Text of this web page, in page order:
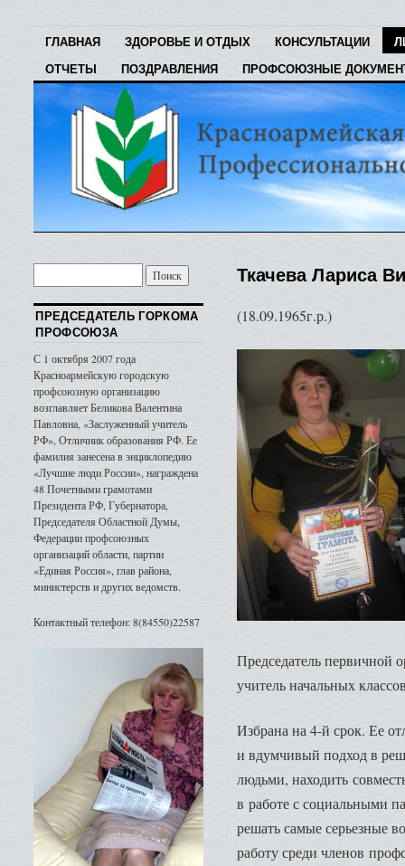
ГЛАВНАЯ ЗДОРОВЬЕ И ОТДЫХ КОНСУЛЬТАЦИИ
ОТЧЕТЫ
ПОЗДРАВЛЕНИЯ ПРОФСОЮЗНЫЕ
Ткачева Лариса
(18.09.1965г.р.)
Председатель
учитель начальных
Избрана на 4-й срок. Ее
и вдумчивый подход в
людьми, находить
в работе с социальными
решать самые серьезные
работу среди членов
ПРЕДСЕДАТЕЛЬ ГОРКОМА
ПРОФСОЮЗА
С 1 октября 2007 года
Красноармейскую городскую
профсоюзную организацию
возглавляет Беликова Валентина
Павловна, «Заслуженный учитель
РФ», Отличник образования РФ. Ее
фамилия занесена в энциклопедию
«Лучшие люди России», награждена
48 Почетными грамотами
Президента РФ, Губернатора,
Председателя Областной Думы,
Федерации профсоюзных
организаций области, партии
«Единая Россия», глав района,
министерств и других ведомств.
Контактный телефон: 8(84550)22587